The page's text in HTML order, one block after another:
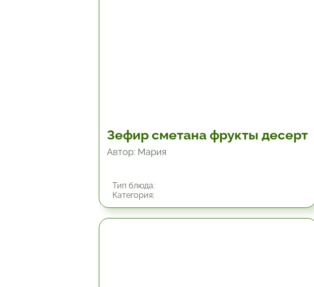
Зефир сметана фрукты десерт
Автор: Мария
Тип блюда:
Категория: